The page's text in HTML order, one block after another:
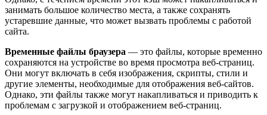
занимать большое количество места, а также сохранять
устаревшие данные, что может вызвать проблемы с работой
сайта.
Временные файлы браузера — это файлы, которые временно
сохраняются на устройстве во время просмотра веб-страниц.
Они могут включать в себя изображения, скрипты, стили и
другие элементы, необходимые для отображения веб-сайтов.
Однако, эти файлы также могут накапливаться и приводить к
проблемам с загрузкой и отображением веб-страниц.